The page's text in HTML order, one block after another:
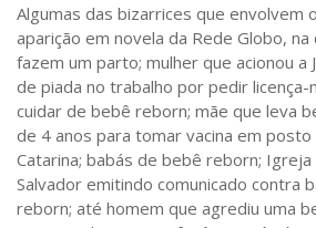
Algumas das bizarrices que envolvem
aparição em novela da Rede Globo,
fazem um parto; mulher que acionou a
de piada no trabalho por pedir
cuidar de bebê reborn; mãe que leva
de 4 anos para tomar vacina em posto
Catarina; babás de bebê reborn;
Salvador emitindo comunicado contra
reborn; até homem que agrediu uma